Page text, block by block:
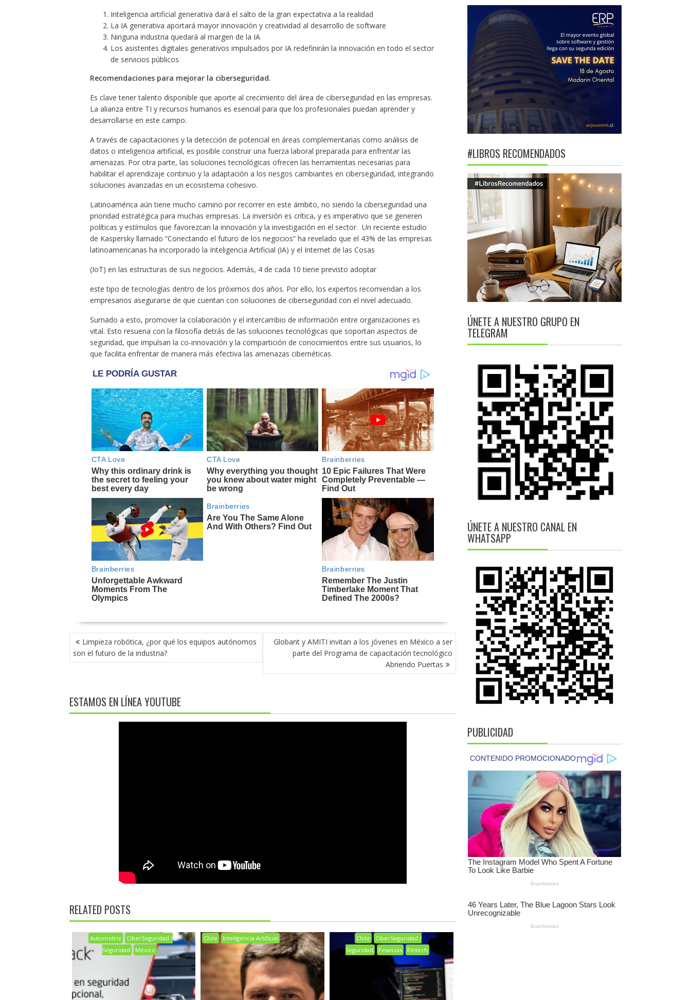
Inteligencia artificial generativa dará el salto de la gran expectativa a la realidad
La IA generativa aportará mayor innovación y creatividad al desarrollo de software
Ninguna industria quedará al margen de la IA
Los asistentes digitales generativos impulsados por IA redefinirán la innovación en todo el sector
de servicios públicos
Recomendaciones para mejorar la ciberseguridad.
Es clave tener talento disponible que aporte al crecimiento del área de ciberseguridad en las empresas.
La alianza entre TI y recursos humanos es esencial para que los profesionales puedan aprender y
desarrollarse en este campo.
A través de capacitaciones y la detección de potencial en áreas complementarias como análisis de
datos o inteligencia artificial, es posible construir una fuerza laboral preparada para enfrentar las
amenazas. Por otra parte, las soluciones tecnológicas ofrecen las herramientas necesarias para
habilitar el aprendizaje continuo y la adaptación a los riesgos cambiantes en ciberseguridad, integrando
soluciones avanzadas en un ecosistema cohesivo.
Latinoamérica aún tiene mucho camino por recorrer en este ámbito, no siendo la ciberseguridad una
prioridad estratégica para muchas empresas. La inversión es crítica, y es imperativo que se generen
políticas y estímulos que favorezcan la innovación y la investigación en el sector. Un reciente estudio
de Kaspersky llamado “Conectando el futuro de los negocios” ha revelado que el 43% de las empresas
latinoamericanas ha incorporado la Inteligencia Artificial (IA) y el Internet de las Cosas
(IoT) en las estructuras de sus negocios. Además, 4 de cada 10 tiene previsto adoptar
este tipo de tecnologías dentro de los próximos dos años. Por ello, los expertos recomiendan a los
empresarios asegurarse de que cuentan con soluciones de ciberseguridad con el nivel adecuado.
Sumado a esto, promover la colaboración y el intercambio de información entre organizaciones es
vital. Esto resuena con la filosofía detrás de las soluciones tecnológicas que soportan aspectos de
seguridad, que impulsan la co-innovación y la compartición de conocimientos entre sus usuarios, lo
que facilita enfrentar de manera más efectiva las amenazas cibernéticas.
NAVEGACIÓN
DE
ENTRADAS
Limpieza robótica, ¿por qué los equipos autónomos
son el futuro de la industria?
Globant y AMITI invitan a los jóvenes en México a ser
parte del Programa de capacitación tecnológico
Abriendo Puertas
ESTAMOS EN LÍNEA YOUTUBE
RELATED POSTS
Automotriz
CiberSeguridad /
Seguridad
México
Chile Inteligencia Artificial Chile
CiberSeguridad /
Seguridad
Finanzas Fintech
#LIBROS RECOMENDADOS
ÚNETE A NUESTRO GRUPO EN
TELEGRAM
ÚNETE A NUESTRO CANAL EN
WHATSAPP
PUBLICIDAD